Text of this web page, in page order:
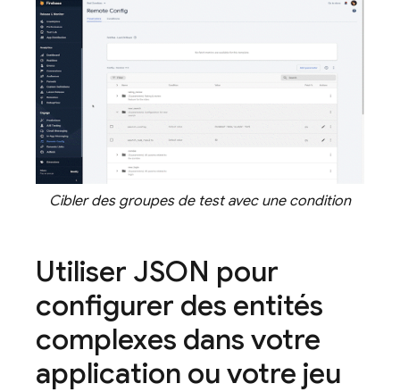
Cibler des groupes de test avec une condition
Utiliser JSON pour
configurer des entités
complexes dans votre
application ou votre jeu